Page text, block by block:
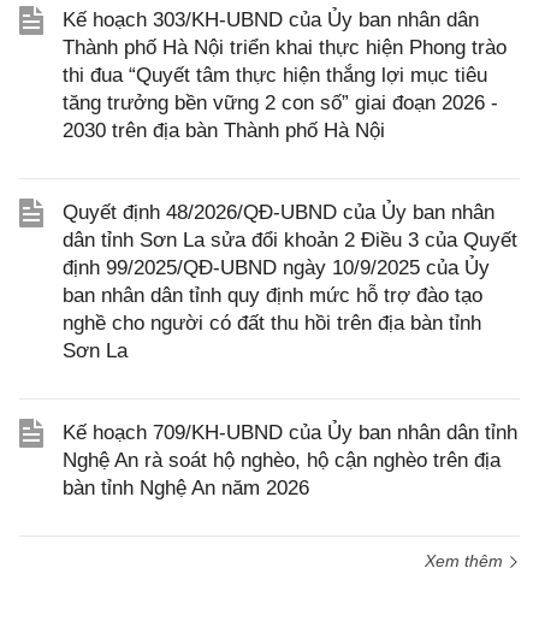
Kế hoạch 303/KH-UBND của Ủy ban nhân dân
Thành phố Hà Nội triển khai thực hiện Phong trào
thi đua “Quyết tâm thực hiện thắng lợi mục tiêu
tăng trưởng bền vững 2 con số” giai đoạn 2026 -
2030 trên địa bàn Thành phố Hà Nội
Quyết định 48/2026/QĐ-UBND của Ủy ban nhân
dân tỉnh Sơn La sửa đổi khoản 2 Điều 3 của Quyết
định 99/2025/QĐ-UBND ngày 10/9/2025 của Ủy
ban nhân dân tỉnh quy định mức hỗ trợ đào tạo
nghề cho người có đất thu hồi trên địa bàn tỉnh
Sơn La
Kế hoạch 709/KH-UBND của Ủy ban nhân dân tỉnh
Nghệ An rà soát hộ nghèo, hộ cận nghèo trên địa
bàn tỉnh Nghệ An năm 2026
Xem thêm